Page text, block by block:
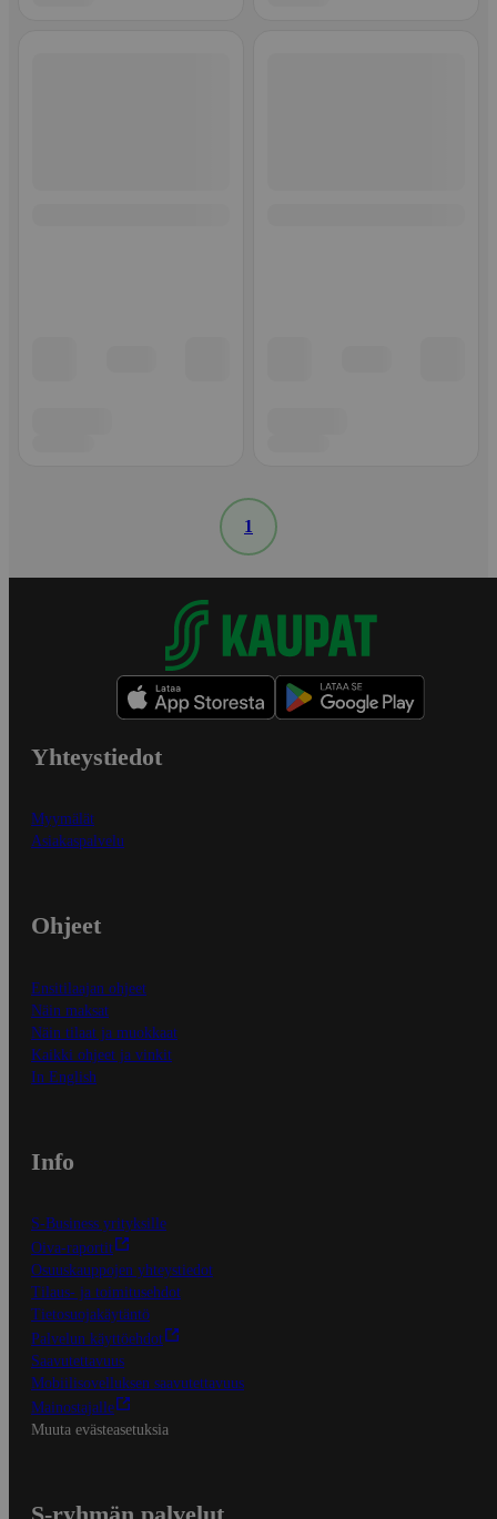
1
Yhteystiedot
Myymälät
Asiakaspalvelu
Ohjeet
Ensitilaajan ohjeet
Näin maksat
Näin tilaat ja muokkaat
Kaikki ohjeet ja vinkit
In English
Info
S-Business yrityksille
Oiva-raportit
Osuuskauppojen yhteystiedot
Tilaus- ja toimitusehdot
Tietosuojakäytäntö
Palvelun käyttöehdot
Saavutettavuus
Mobiilisovelluksen saavutettavuus
Mainostajalle
Muuta evästeasetuksia